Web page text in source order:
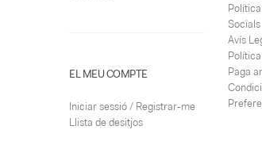
EL MEU COMPTE
Iniciar sessió / Registrar-me
Llista de desitjos
Socials
Avís
Paga